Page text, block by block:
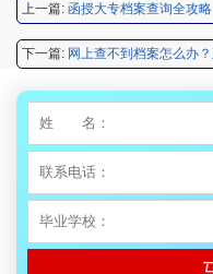
上一篇: 函授大专档案查询全攻
下一篇: 网上查不到档案怎么办
李先生 135****3338
程女士 134****3518
陈先生 158****3306
李先生 137****1923
程女士 136****3253